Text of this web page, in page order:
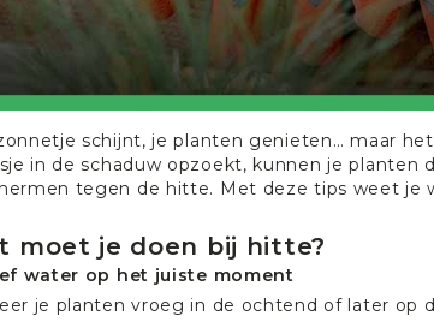
schijnt, je planten genieten… maar
in de schaduw opzoekt, kunnen je
tegen de hitte. Met deze tips weet je
moet je doen bij hitte?
water op het juiste moment
je planten vroeg in de ochtend of later op